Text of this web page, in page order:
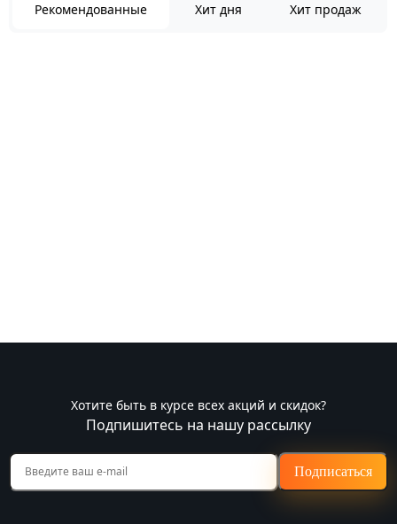
Рекомендованные Хит дня Хит продаж
Хотите быть в курсе всех акций и скидок?
Подпишитесь на нашу рассылку
Подписаться